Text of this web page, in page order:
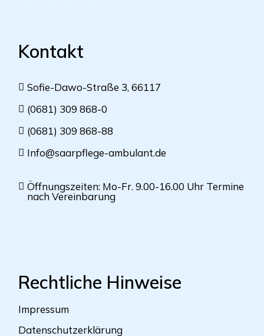
Kontakt
Sofie-Dawo-Straße 3, 66117
(0681) 309 868-0
(0681) 309 868-88
Info@saarpflege-ambulant.de
Öffnungszeiten: Mo-Fr. 9.00-16.00 Uhr Termine
nach Vereinbarung
Rechtliche Hinweise
Impressum
Datenschutzerklärung